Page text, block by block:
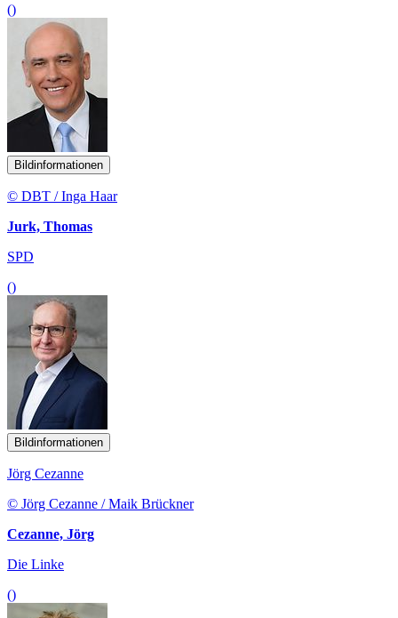
()
Bildinformationen
© DBT / Inga Haar
Jurk, Thomas
SPD
()
Bildinformationen
Jörg Cezanne
© Jörg Cezanne / Maik Brückner
Cezanne, Jörg
Die Linke
()